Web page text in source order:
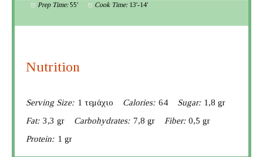
Prep Time: 55' Cook Time: 13'-14'
Nutrition
Serving Size: 1 τεμάχιο Calories: 64 Sugar: 1,8 gr
Fat: 3,3 gr Carbohydrates: 7,8 gr Fiber: 0,5 gr
Protein: 1 gr